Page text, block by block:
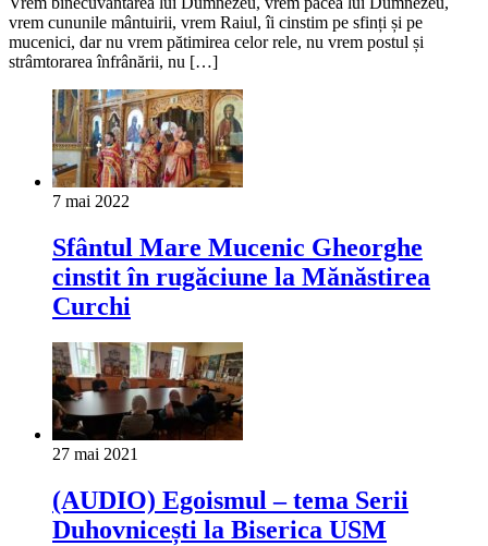
vrem cununile mântuirii, vrem Raiul, îi cinstim pe sfinți și pe
mucenici, dar nu vrem pătimirea celor rele, nu vrem postul și
strâmtorarea înfrânării, nu […]
7 mai 2022
Sfântul Mare Mucenic Gheorghe
cinstit în rugăciune la Mănăstirea
Curchi
27 mai 2021
(AUDIO) Egoismul – tema Serii
Duhovnicești la Biserica USM